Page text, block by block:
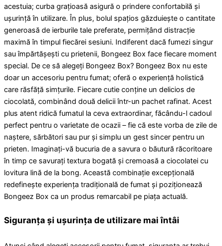
acestuia; curba grațioasă asigură o prindere confortabilă și
ușurință în utilizare. În plus, bolul spațios găzduiește o cantitate
generoasă de ierburile tale preferate, permițând distracție
maximă în timpul fiecărei sesiuni. Indiferent dacă fumezi singur
sau împărtășești cu prietenii, Bongeez Box face fiecare moment
special. De ce să alegeți Bongeez Box? Bongeez Box nu este
doar un accesoriu pentru fumat; oferă o experiență holistică
care răsfăță simțurile. Fiecare cutie conține un delicios de
ciocolată, combinând două delicii într-un pachet rafinat. Acest
plus atent ridică fumatul la ceva extraordinar, făcându-l cadoul
perfect pentru o varietate de ocazii – fie că este vorba de zile de
naștere, sărbători sau pur și simplu un gest sincer pentru un
prieten. Imaginați-vă bucuria de a savura o băutură răcoritoare
în timp ce savurați textura bogată și cremoasă a ciocolatei cu
lovitura lină de la bong. Această combinație excepțională
redefinește experiența tradițională de fumat și poziționează
Bongeez Box ca un produs remarcabil pe piața actuală.
Siguranța și ușurința de utilizare mai întâi